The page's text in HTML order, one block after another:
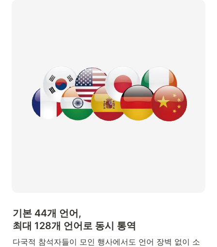
기본 44개 언어,
최대 128개 언어로 동시 통역
다국적 참석자들이 모인 행사에서도 언어 장벽 없이 소